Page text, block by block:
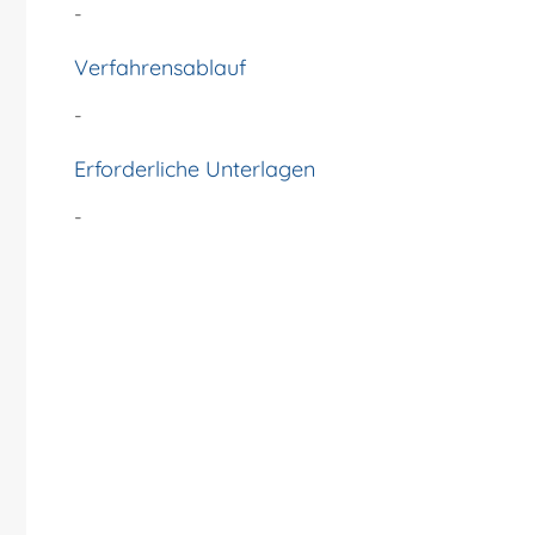
-
Verfahrensablauf
-
Erforderliche Unterlagen
-